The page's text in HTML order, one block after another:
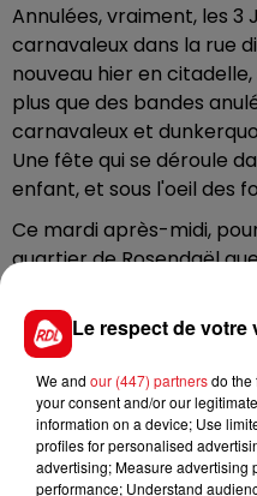
Annulées, vraiment, les 3
carnavaleux dans la rue
nouveau hier en
plus que des bandes
carnavaleux et
Une fête qui se déroule
enfant, et sous l'oeil des
Ce mardi après-midi,
quartier de Rosendaël
font faire la bande.
sont à nouveau
bars et restaurants, qui
volontiers en chapelles.
Le respect de votre
We and our (447) partnersdo the
your consent and/or our
information on a device; Use
profiles for personalised
advertising; Measure advertising
performance; Understand